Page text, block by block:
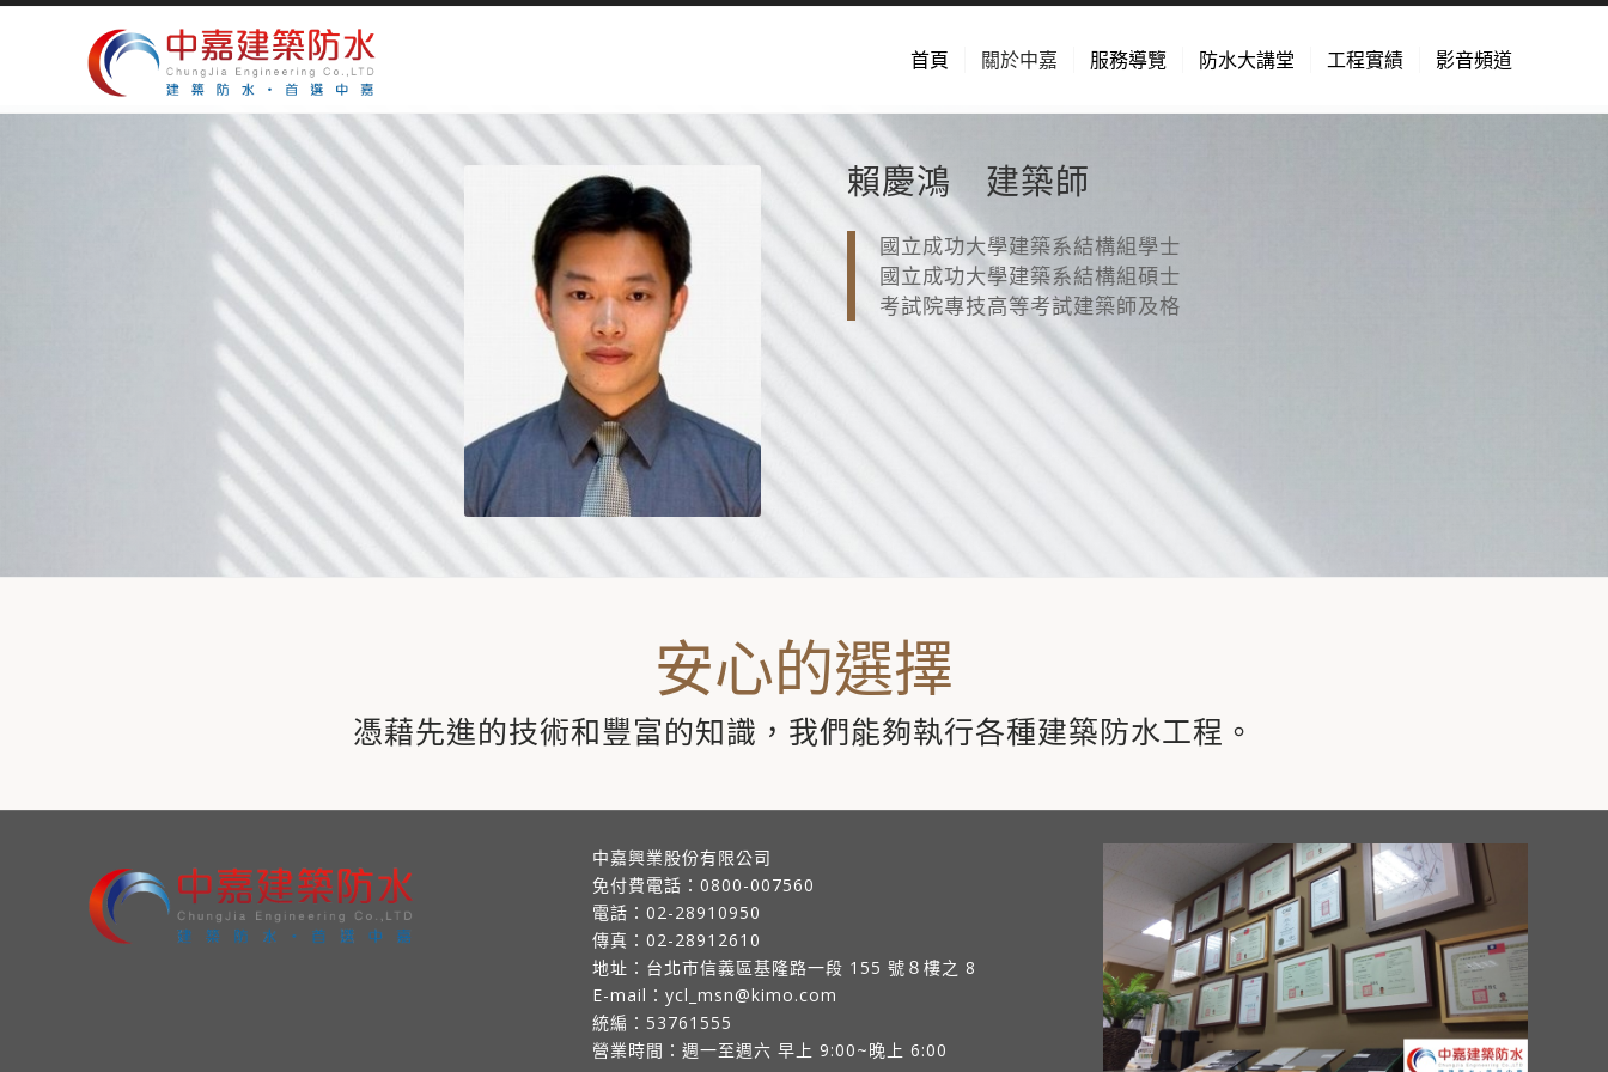
首頁 關於中嘉 服務導覽 防水大講堂 工程實績 影音頻道
賴慶鴻 建築師
國立成功大學建築系結構組學士
國立成功大學建築系結構組碩士
考試院專技高等考試建築師及格
安心的選擇
憑藉先進的技術和豐富的知識，我們能夠執行各種建築防水工程。
中嘉興業股份有限公司
免付費電話： 0800-007560
電話： 02-28910950
傳真： 02-28912610
地址： 台北市信義區基隆路一段 155 號８樓之 8
E-mail： ycl_msn@kimo.com
統編：53761555
營業時間：週一至週六 早上 9:00~晚上 6:00